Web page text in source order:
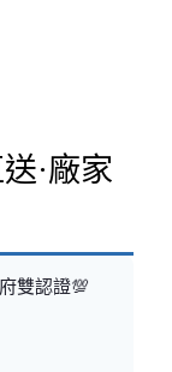
·廠家
雙認證💯